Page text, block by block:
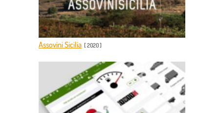
WebDesign
Assovini Sicilia [2020]